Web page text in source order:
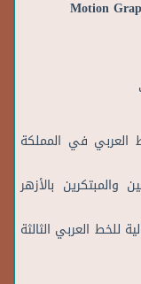
Motion
العربي في المملكة
بالأزهر
للخط العربي الثالثة